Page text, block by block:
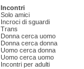
Incontri
Solo amici
Incroci di sguardi
Trans
Donna cerca uomo
Donna cerca donna
Uomo cerca donna
Uomo cerca uomo
Incontri per adulti